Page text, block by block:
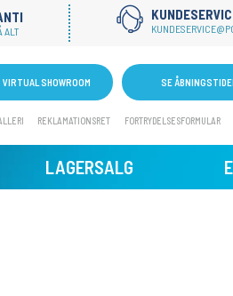
ALT
VIRTUAL SHOWROOM SE
REKLAMATIONSRET FORTRYDELSESFORMULAR
LAGERSALG